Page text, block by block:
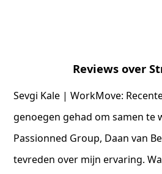
Reviews over
Sevgi Kale | WorkMove:
genoegen gehad om samen te
Passionned Group, Daan van
tevreden over mijn ervaring.